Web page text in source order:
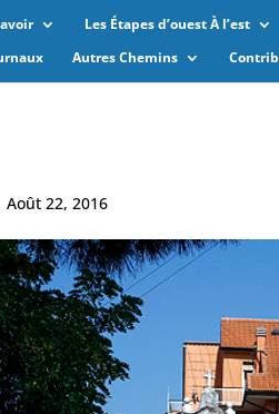
Les Étapes d’ouest À l’est
Autres Chemins
Août 22, 2016